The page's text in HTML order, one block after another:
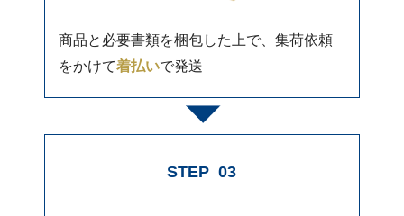
商品と必要書類を梱包した上で、集荷依頼
をかけて着払いで発送
STEP 03